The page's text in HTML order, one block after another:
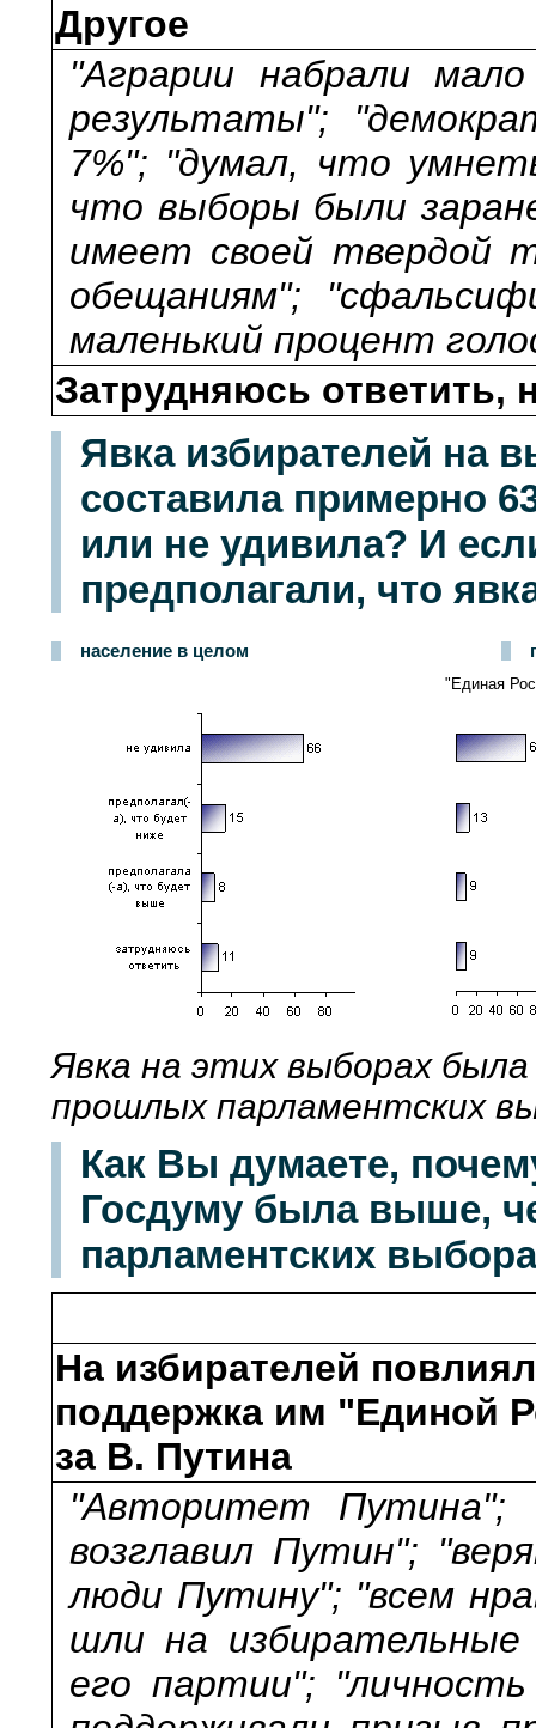
Другое
"Аграрии набрали
результаты";
7%"; "думал, что
что выборы были
имеет своей твердой
обещаниям";
маленький процент
Затрудняюсь ответить,
Явка избирателей на
составила примерно
или не удивила? И
предполагали, что
население в целом
"Единая
Явка на этих выборах
прошлых парламентских
Как Вы думаете,
Госдуму была выше,
парламентских
На избирателей
поддержка им "Единой
за В. Путина
"Авторитет Путина";
возглавил Путин";
люди Путину"; "всем
шли на
его партии";